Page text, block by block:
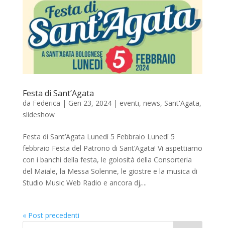
Festa di Sant’Agata
da Federica | Gen 23, 2024| eventi, news, Sant'Agata,
slideshow
Festa di Sant’Agata Lunedì 5 Febbraio Lunedì 5
febbraio Festa del Patrono di Sant’Agata! Vi aspettiamo
con i banchi della festa, le golosità della Consorteria
del Maiale, la Messa Solenne, le giostre e la musica di
Studio Music Web Radio e ancora dj,...
« Post precedenti